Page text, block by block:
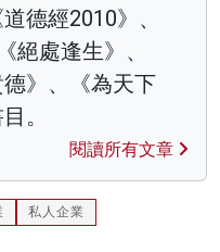
德經2010》、
絕處逢生》、
德》、《為天下
。
閱讀所有文章
私人企業